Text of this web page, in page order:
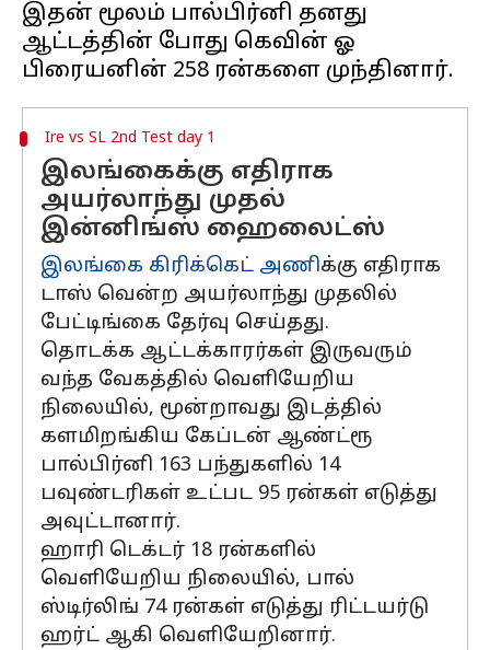
இதன் மூலம் பால்பிர்னி தனது
ஆட்டத்தின் போது கெவின் ஓ
Ire vs SL 2nd Test day 1
இலங்கைக்கு எதிராக
அயர்லாந்து முதல்
இன்னிங்ஸ் ஹைலைட்ஸ்
இலங்கை கிரிக்கெட் அணிக்கு எதிராக
டாஸ் வென்ற அயர்லாந்து முதலில்
பேட்டிங்கை தேர்வு செய்தது.
தொடக்க ஆட்டக்காரர்கள் இருவரும்
வந்த வேகத்தில் வெளியேறிய
நிலையில், மூன்றாவது இடத்தில்
களமிறங்கிய கேப்டன் ஆண்ட்ரூ
பால்பிர்னி 163 பந்துகளில் 14
பவுண்டரிகள் உட்பட 95 ரன்கள் எடுத்து
அவுட்டானார்.
ஹாரி டெக்டர் 18 ரன்களில்
வெளியேறிய நிலையில், பால்
ஸ்டிர்லிங் 74 ரன்கள் எடுத்து ரிட்டயர்டு
ஹர்ட் ஆகி வெளியேறினார்.